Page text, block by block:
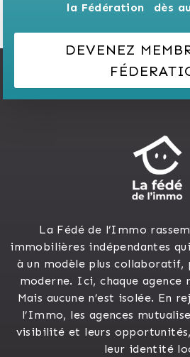
la Fédération
dès
DEVENEZ
La Fédé de l’Immo
immobilières indépendantes
à un modèle plus collaboratif,
moderne. Ici, chaque agence
Mais aucune n’est isolée. En
l’Immo, les agences
visibilité et leurs
leur identité